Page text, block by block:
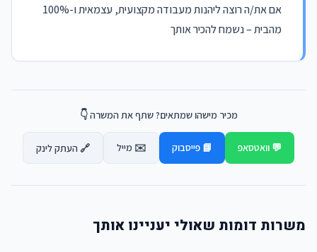
אם את/ה רוצה ליהנות מעבודה מקצועית, עצמאית ו-100%
מהבית – נשמח להכיר אותך
מכיר מישהו שמתאים? שתף את המשרה 👇
💬 וואטסאפ 📘 פייסבוק ✉️ מייל 🔗 העתק לינק
משרות דומות שאולי יעניינו אותך